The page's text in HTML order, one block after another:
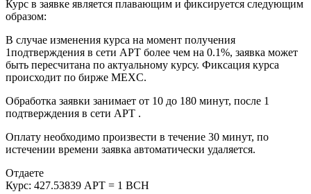
Курс в заявке является плавающим и фиксируется следующим
образом:
В случае изменения курса на момент получения
1подтверждения в сети APT более чем на 0.1%, заявка может
быть пересчитана по актуальному курсу. Фиксация курса
происходит по бирже MEXC.
Обработка заявки занимает от 10 до 180 минут, после 1
подтверждения в сети APT .
Оплату необходимо произвести в течение 30 минут, по
истечении времени заявка автоматически удаляется.
Отдаете
Курс: 427.53839 APT = 1 BCH